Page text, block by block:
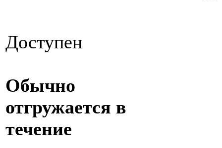
Доступен
Обычно
отгружается в
течение